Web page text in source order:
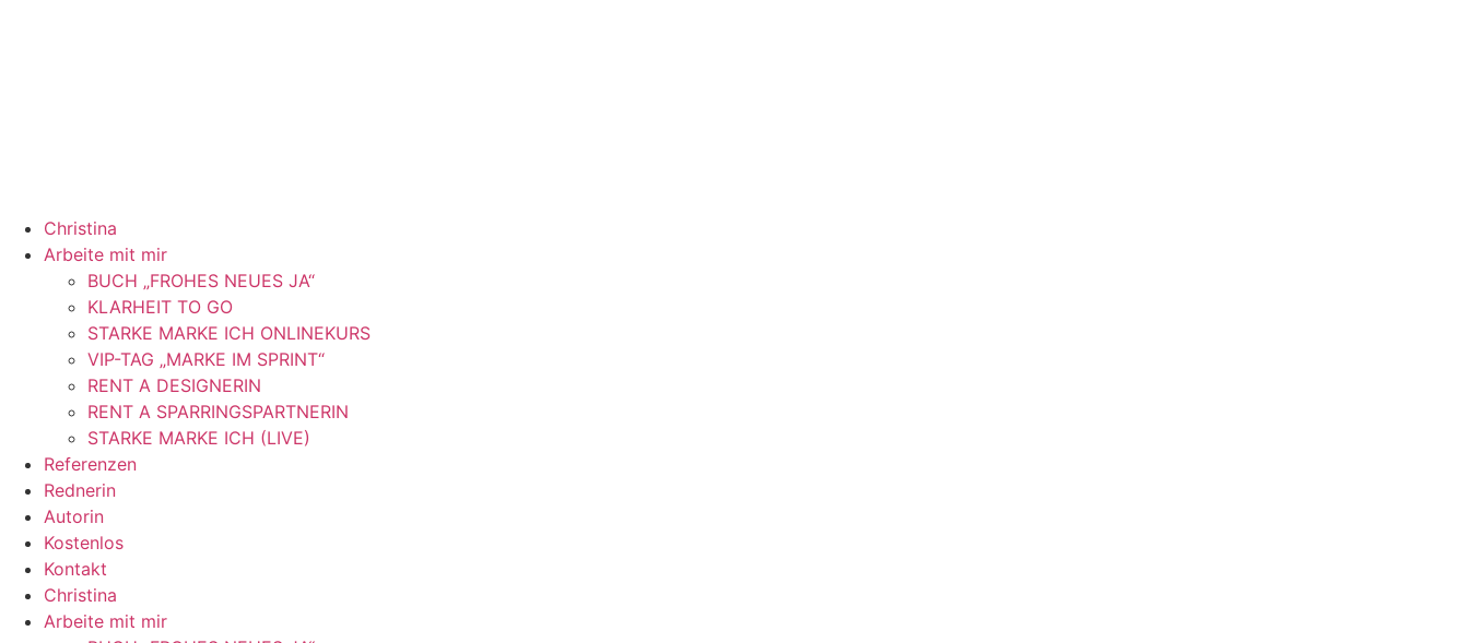
Christina
Arbeite mit mir
BUCH „FROHES NEUES JA“
KLARHEIT TO GO
STARKE MARKE ICH ONLINEKURS
VIP-TAG „MARKE IM SPRINT“
RENT A DESIGNERIN
RENT A SPARRINGSPARTNERIN
STARKE MARKE ICH (LIVE)
Referenzen
Rednerin
Autorin
Kostenlos
Kontakt
Christina
Arbeite mit mir